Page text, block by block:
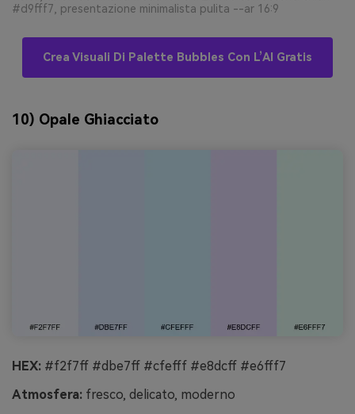
#d9fff7, presentazione minimalista pulita --ar 16:9
Crea Visuali Di Palette Bubbles Con L’AI Gratis
10) Opale Ghiacciato
HEX: #f2f7ff #dbe7ff #cfefff #e8dcff #e6fff7
Atmosfera: fresco, delicato, moderno